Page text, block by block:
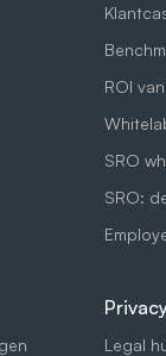
ROI
SRO
SRO:
Legal